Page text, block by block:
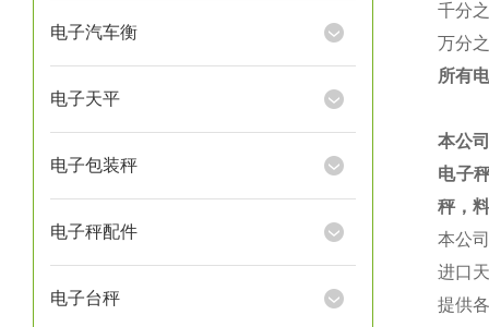
电子汽车衡
电子天平
电子包装秤
电子秤配件
电子台秤
千分
万分
所有
本公
电子
秤，
本公
进口
提供